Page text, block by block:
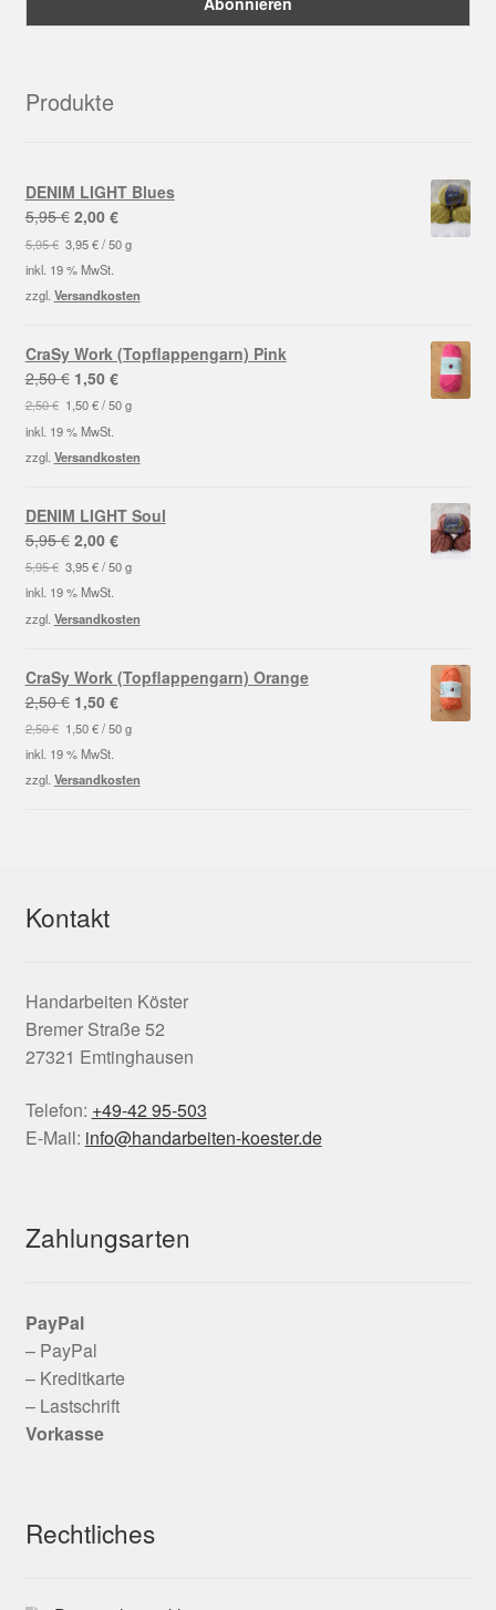
Produkte
DENIM LIGHT Blues
5,95€ Ursprünglicher
Preis
war:
5,95 €
2,00 €Aktueller
Preis
2,00 €.
5,95€ 3,95€/50 g
inkl. 19 % MwSt.
zzgl. Versandkosten
CraSy Work (Topflappengarn) Pink
2,50€ Ursprünglicher
Preis
war:
2,50 €
1,50 €Aktueller
Preis
1,50 €.
2,50€ 1,50€/50 g
inkl. 19 % MwSt.
zzgl. Versandkosten
DENIM LIGHT Soul
5,95€ Ursprünglicher
Preis
war:
5,95 €
2,00 €Aktueller
Preis
2,00 €.
5,95€ 3,95€/50 g
inkl. 19 % MwSt.
zzgl. Versandkosten
CraSy Work (Topflappengarn) Orange
2,50€ Ursprünglicher
Preis
war:
2,50 €
1,50 €Aktueller
Preis
1,50 €.
2,50€ 1,50€/50 g
inkl. 19 % MwSt.
zzgl. Versandkosten
Kontakt
Handarbeiten Köster
Bremer Straße 52
27321 Emtinghausen
Telefon: +49-42 95-503
E-Mail: info@handarbeiten-koester.de
Zahlungsarten
PayPal
– PayPal
– Kreditkarte
– Lastschrift
Vorkasse
Rechtliches